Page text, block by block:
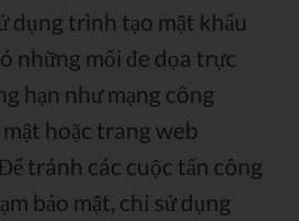
dụng trình tạo mật khẩu
những mối đe dọa trực
hạn như mạng công
hoặc trang web
tránh các cuộc tấn công
bảo mật, chỉ sử dụng